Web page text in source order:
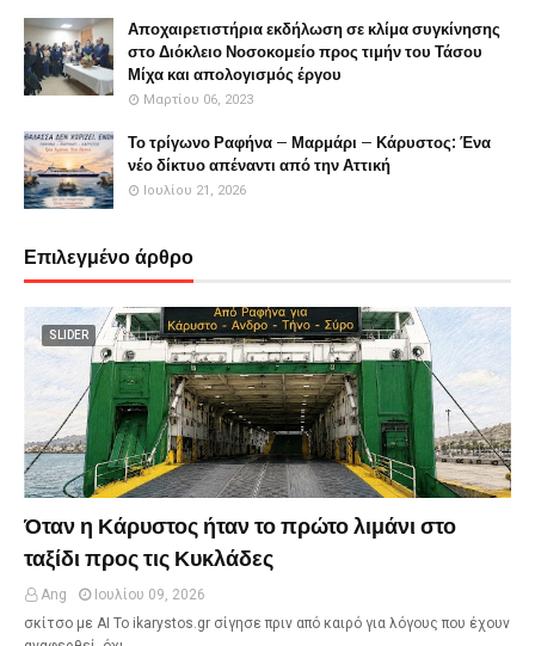
Αποχαιρετιστήρια εκδήλωση σε κλίμα συγκίνησης
στο Διόκλειο Νοσοκομείο προς τιμήν του Τάσου
Μίχα και απολογισμός έργου
Μαρτίου 06, 2023
Το τρίγωνο Ραφήνα – Μαρμάρι – Κάρυστος: Ένα
νέο δίκτυο απέναντι από την Αττική
Ιουλίου 21, 2026
Επιλεγμένο άρθρο
SLIDER
Όταν η Κάρυστος ήταν το πρώτο λιμάνι στο
ταξίδι προς τις Κυκλάδες
Ang
Ιουλίου 09, 2026
σκίτσο με ΑΙ Το ikarystos.gr σίγησε πριν από καιρό για λόγους που έχουν